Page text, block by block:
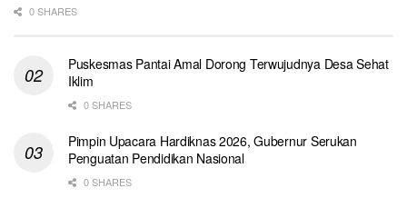
0 SHARES
Puskesmas Pantai Amal Dorong Terwujudnya Desa Sehat
Iklim
0 SHARES
Pimpin Upacara Hardiknas 2026, Gubernur Serukan
Penguatan Pendidikan Nasional
0 SHARES